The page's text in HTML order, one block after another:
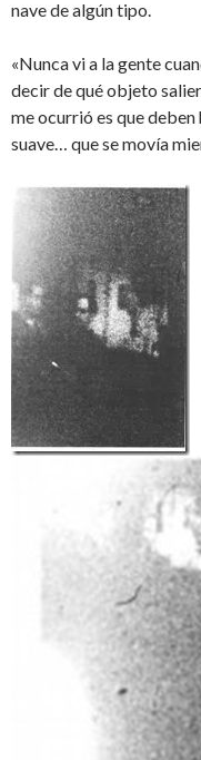
nave de algún tipo.
«Nunca vi a la gente
decir de qué objeto
me ocurrió es que
suave… que se movía